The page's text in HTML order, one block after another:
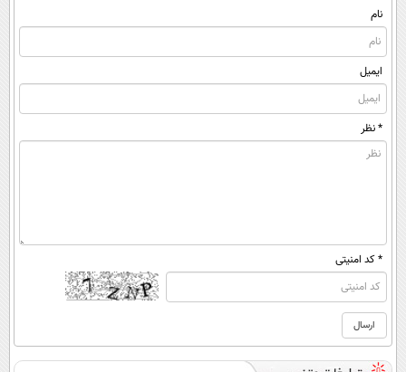
نام
ایمیل
* نظر
* کد امنیتی